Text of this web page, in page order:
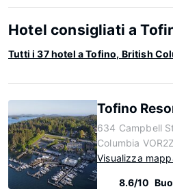
Hotel consigliati a
Tutti i 37 hotel a Tofino, British
Tofino
634 Campbell
Columbia
Visualizza
8.6/10